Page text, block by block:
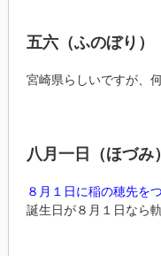
五六（ふのぼり）
宮崎県らしいですが、
八月一日（ほづみ）
８月１日に稲の穂先を
誕生日が８月１日なら